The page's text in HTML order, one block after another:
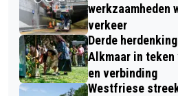
werkzaamheden
verkeer
Derde
Alkmaar in teken
en verbinding
Westfriese